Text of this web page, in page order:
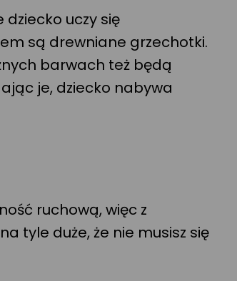
uczy się
są drewniane grzechotki.
barwach też będą
je, dziecko nabywa
ruchową, więc z
tyle duże, że nie musisz się